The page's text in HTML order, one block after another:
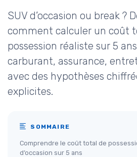
SUV d’occasion ou break ?
comment calculer un coût
possession réaliste sur 5
carburant, assurance,
avec des hypothèses
explicites.
SOMMAIRE
Comprendre le coût total de
d’occasion sur 5 ans